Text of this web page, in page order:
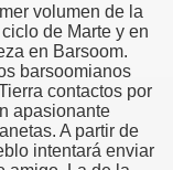
volumen de la
de Marte y en
en Barsoom.
barsoomianos
contactos por
apasionante
A partir de
intentará enviar